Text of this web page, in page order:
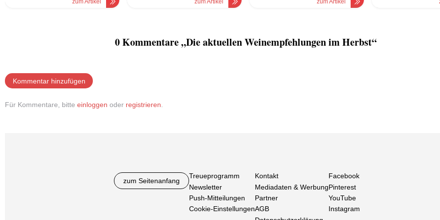
0 Kommentare „Die aktuellen Weinempfehlungen im Herbst“
Kommentar hinzufügen
Für Kommentare, bitte einloggen oder registrieren.
zum Seitenanfang
Treueprogramm
Newsletter
Push-Mitteilungen
Cookie-Einstellungen
Kontakt
Mediadaten & Werbung
Partner
AGB
Facebook
Pinterest
YouTube
Instagram